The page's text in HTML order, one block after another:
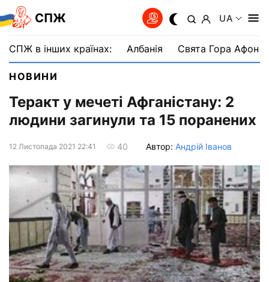
СПЖ UA
СПЖ в інших країнах: Албанія Свята Гора Афон
НОВИНИ
Теракт у мечеті Афганістану: 2
людини загинули та 15 поранених
12 Листопада 2021 22:41 40 Автор: Андрій Іванов